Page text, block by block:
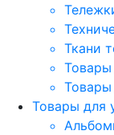
Ткани
Товары
Товары для